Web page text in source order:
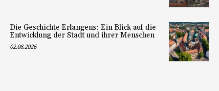
Die Geschichte Erlangens: Ein Blick auf die
Entwicklung der Stadt und ihrer Menschen
02.08.2026